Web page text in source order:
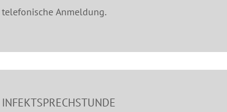
telefonische Anmeldung.
INFEKTSPRECHSTUNDE